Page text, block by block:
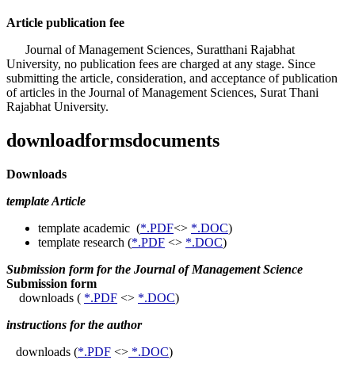
Article publication fee
Journal of Management Sciences, Suratthani Rajabhat
University, no publication fees are charged at any stage. Since
submitting the article, consideration, and acceptance of publication
of articles in the Journal of Management Sciences, Surat Thani
Rajabhat University.
downloadformsdocuments
Downloads
template Article
template academic (*.PDF<> *.DOC)
template research (*.PDF <> *.DOC)
Submission form for the Journal of Management Science
Submission form
downloads ( *.PDF <> *.DOC)
instructions for the author
downloads (*.PDF <> *.DOC)